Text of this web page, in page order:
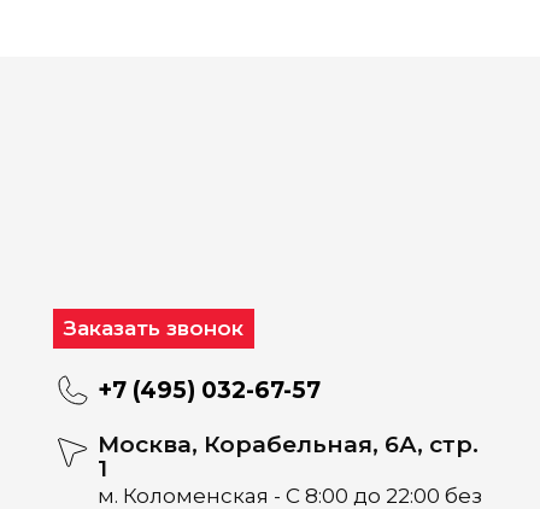
Заказать звонок
+7 (495) 032-67-57
Москва, Корабельная, 6А, стр.
1
м. Коломенская - С 8:00 до 22:00 без